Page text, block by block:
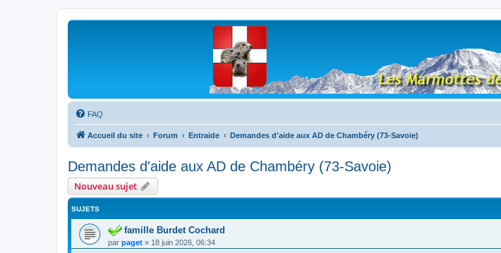
Les Marmottes de Savoie
FAQ
Accueil du site Forum Entraide Demandes d'aide aux AD de Chambéry (73-Savoie)
Demandes d'aide aux AD de Chambéry (73-Savoie)
Nouveau sujet
SUJETS
famille Burdet Cochard
par paget » 18 juin 2026, 06:34